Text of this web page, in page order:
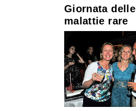
Giornata delle
malattie rare